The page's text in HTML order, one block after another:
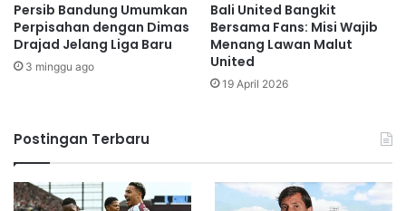
Persib Bandung Umumkan
Perpisahan dengan Dimas
Drajad Jelang Liga Baru
3 minggu ago
Bali United Bangkit
Bersama Fans: Misi Wajib
Menang Lawan Malut
United
19 April 2026
Postingan Terbaru